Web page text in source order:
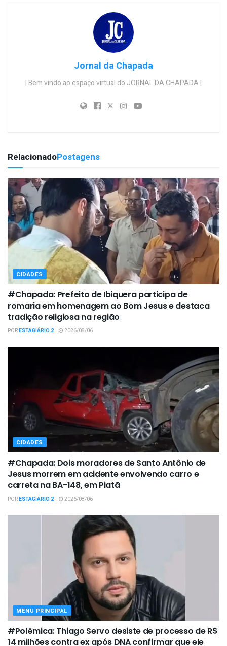
Jornal da Chapada
| Bem vindo ao espaço virtual do JORNAL DA CHAPADA |
RelacionadoPostagens
CIDADES
#Chapada: Prefeito de Ibiquera participa de
romaria em homenagem ao Bom Jesus e destaca
tradição religiosa na região
PORESTAGIÁRIO 2 2026/08/06
CIDADES
#Chapada: Dois moradores de Santo Antônio de
Jesus morrem em acidente envolvendo carro e
carreta na BA-148, em Piatã
PORESTAGIÁRIO 2 2026/08/06
MENU PRINCIPAL
#Polêmica: Thiago Servo desiste de processo de R$
14 milhões contra ex após DNA confirmar que ele